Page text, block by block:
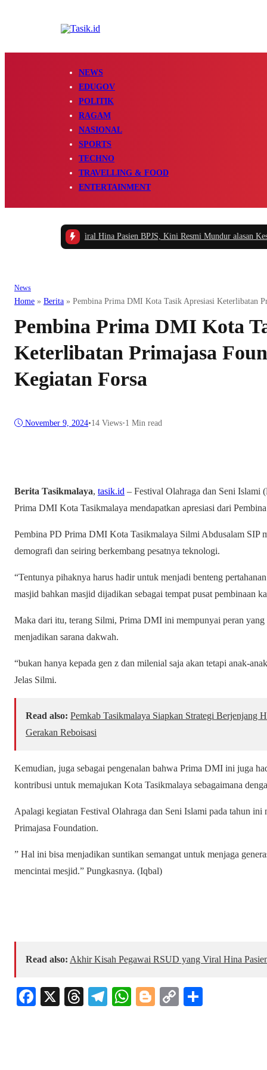
NEWS
EDUGOV
POLITIK
RAGAM
NASIONAL
SPORTS
TECHNO
TRAVELLING & FOOD
ENTERTAINMENT
RSUD yang Viral Hina Pasien BPJS, Kini Resmi Mundur alasan
News
Home » Berita » Pembina Prima DMI Kota Tasik Apresiasi Keterlibatan
Pembina Prima DMI Kota
Keterlibatan Primajasa
Kegiatan Forsa
November 9, 2024•14 Views•1 Min read
Berita Tasikmalaya, tasik.id – Festival Olahraga dan Seni Islami
Prima DMI Kota Tasikmalaya mendapatkan apresiasi dari
Pembina PD Prima DMI Kota Tasikmalaya Silmi Abdusalam SIP
demografi dan seiring berkembang pesatnya teknologi.
“Tentunya pihaknya harus hadir untuk menjadi benteng
masjid bahkan masjid dijadikan sebagai tempat pusat pembinaan
Maka dari itu, terang Silmi, Prima DMI ini mempunyai peran
menjadikan sarana dakwah.
“bukan hanya kepada gen z dan milenial saja akan tetapi anak-
Jelas Silmi.
Read also: Pemkab Tasikmalaya Siapkan Strategi Berjenjang
Gerakan Reboisasi
Kemudian, juga sebagai pengenalan bahwa Prima DMI ini juga
kontribusi untuk memajukan Kota Tasikmalaya sebagaimana
Apalagi kegiatan Festival Olahraga dan Seni Islami pada tahun
Primajasa Foundation.
” Hal ini bisa menjadikan suntikan semangat untuk menjaga
mencintai mesjid.” Pungkasnya. (Iqbal)
Read also: Akhir Kisah Pegawai RSUD yang Viral Hina
Fa
X
T
Te
W
Bl
C